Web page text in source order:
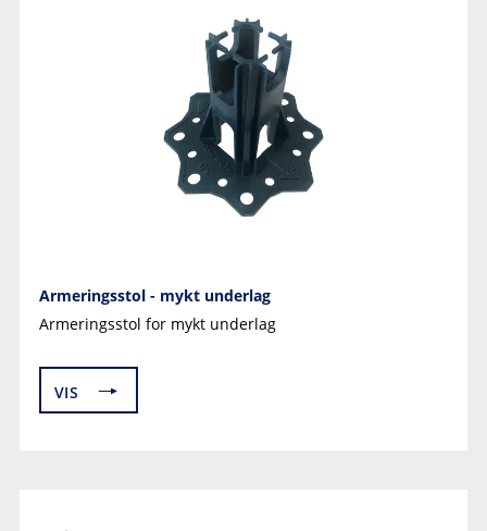
Armeringsstol - mykt underlag
Armeringsstol for mykt underlag
VIS